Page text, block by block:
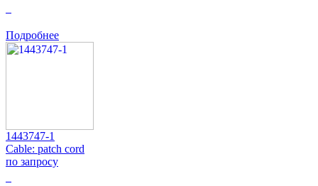
Подробнее
1443747-1
Cable: patch cord
по запросу